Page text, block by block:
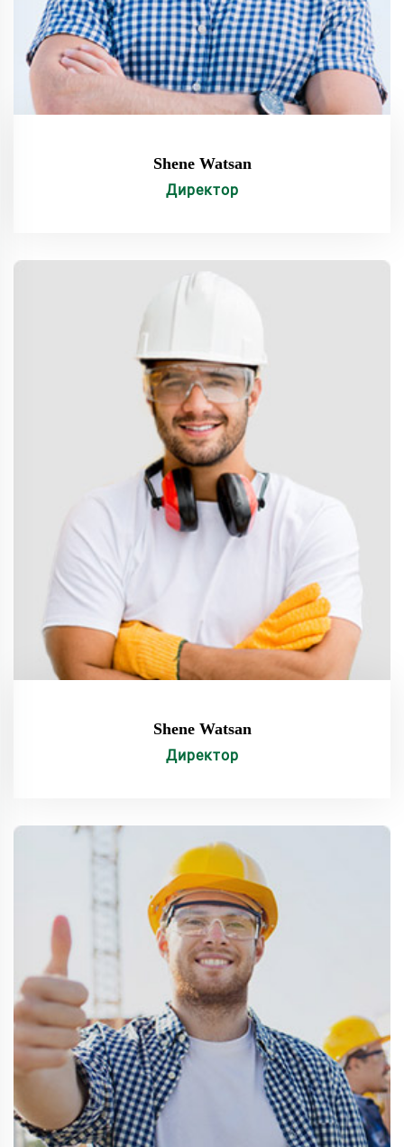
Shene Watsan
Директор
Shene Watsan
Директор